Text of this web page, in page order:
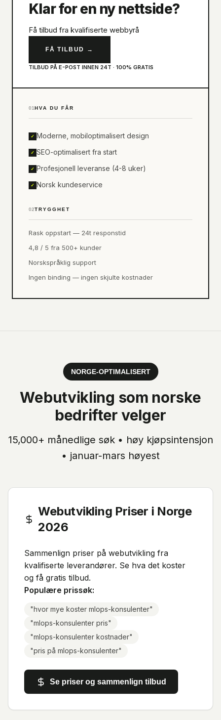
Klar for en ny nettside?
Få tilbud fra kvalifiserte webbyrå
FÅ TILBUD →
TILBUD PÅ E-POST INNEN 24T · 100% GRATIS
01HVA DU FÅR
✓ Moderne, mobiloptimalisert design
✓ SEO-optimalisert fra start
✓ Profesjonell leveranse (4-8 uker)
✓ Norsk kundeservice
02TRYGGHET
Rask oppstart — 24t responstid
4,8 / 5 fra 500+ kunder
Norskspråklig support
Ingen binding — ingen skjulte kostnader
NORGE-OPTIMALISERT
Webutvikling som norske
bedrifter velger
15,000+ månedlige søk • høykjøpsintensjon
• januar-mars høyest
Webutvikling Priser i Norge
2026
Sammenlign priser på webutvikling fra
kvalifiserte leverandører. Se hva det koster
og få gratis tilbud.
Populære prissøk:
"hvor mye koster mlops-konsulenter"
"mlops-konsulenter pris"
"mlops-konsulenter kostnader"
"pris på mlops-konsulenter"
Se priser og sammenlign tilbud